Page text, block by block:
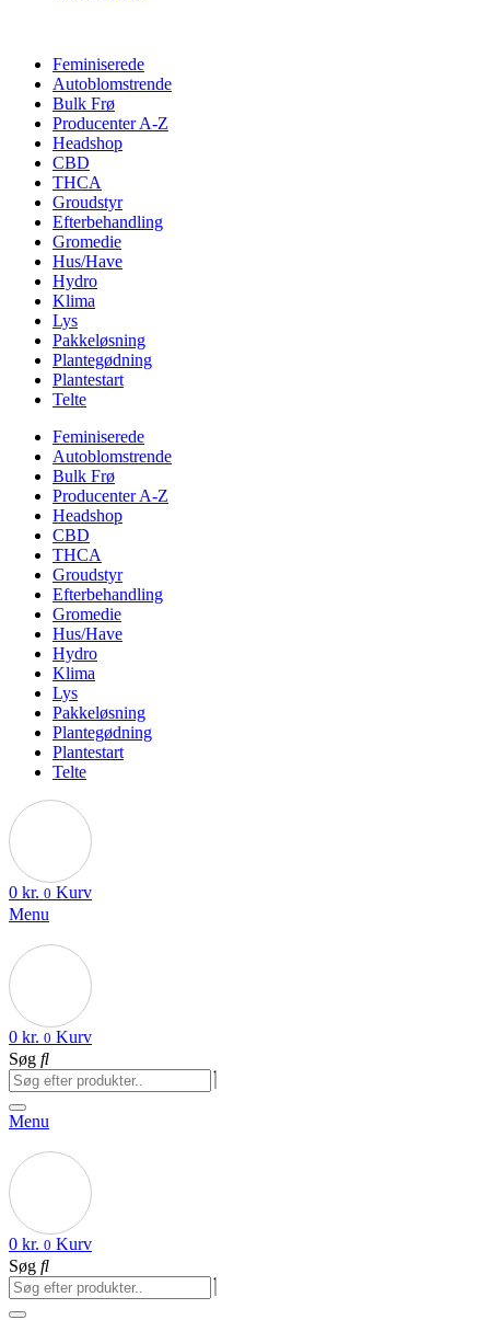
Feminiserede
Autoblomstrende
Bulk Frø
Producenter A-Z
Headshop
CBD
THCA
Groudstyr
Efterbehandling
Gromedie
Hus/Have
Hydro
Klima
Lys
Pakkeløsning
Plantegødning
Plantestart
Telte
Feminiserede
Autoblomstrende
Bulk Frø
Producenter A-Z
Headshop
CBD
THCA
Groudstyr
Efterbehandling
Gromedie
Hus/Have
Hydro
Klima
Lys
Pakkeløsning
Plantegødning
Plantestart
Telte
0 kr. 0 Kurv
Menu
0 kr. 0 Kurv
Søg
Menu
0 kr. 0 Kurv
Søg